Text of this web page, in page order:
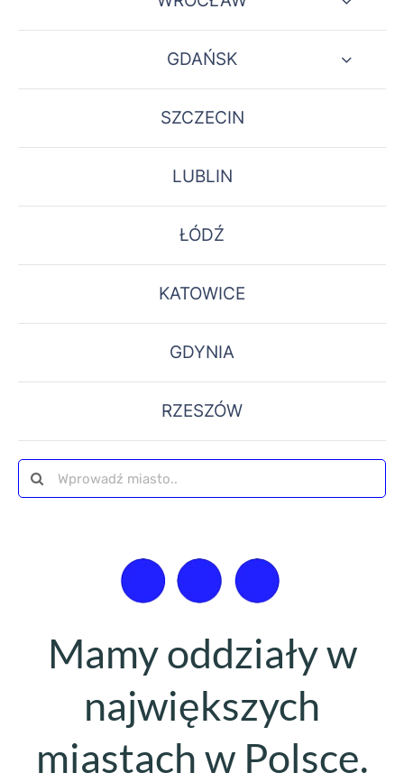
GDAŃSK
SZCZECIN
LUBLIN
ŁÓDŹ
KATOWICE
GDYNIA
RZESZÓW
Szukaj
Mamy oddziały w
największych
miastach w Polsce.